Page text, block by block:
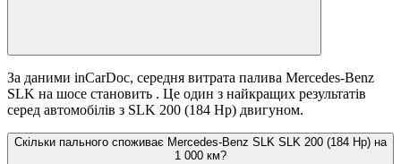
За даними inCarDoc, середня витрата палива Mercedes-Benz
SLK на шосе становить . Це один з найкращих результатів
серед автомобілів з SLK 200 (184 Hp) двигуном.
Скільки пального споживає Mercedes-Benz SLK SLK 200 (184 Hp) на
1 000 км?